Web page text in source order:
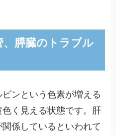
膵臓のトラブル
ンという色素が増える
く見える状態です。肝
係しているといわれて